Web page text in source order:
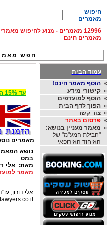
חיפוש
מאמרים
12996 מאמרים - מנוע לחיפוש
מאמרים חינם
חפש
עמוד הבית
»הוסף מאמר חינם!
»קישורי מידע
»הוסף למועדפים
»הפוך לדף הבית
»צור קשר
»פרסום באתר
» מאמר מעניין בנושא:
"חבילת המע"מ" של
האיחוד האירופאי
עד 15% הנחה על השכרת רכב בחו"ל, מהחברות הגדולות בעולם, לחצו ל Rentingcar
מאמרים
נושא
במס
מאת: אלי
מאמר
אלי דורון,